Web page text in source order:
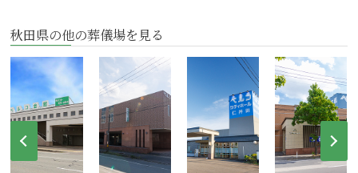
秋田県の他の葬儀場を見る
Prev